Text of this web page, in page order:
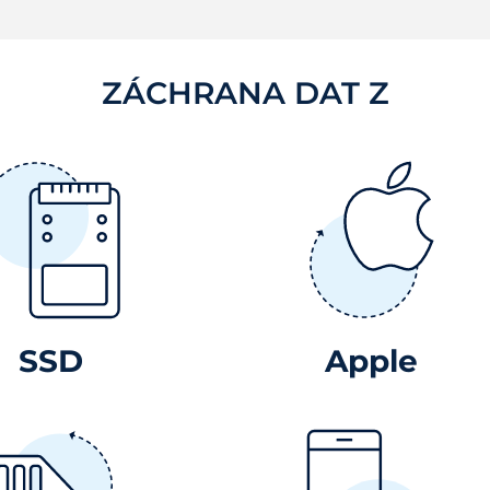
ZÁCHRANA DAT Z
SSD Apple